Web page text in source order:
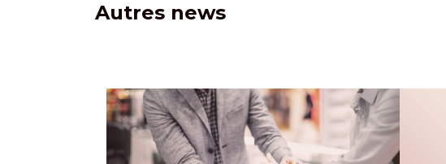
Autres news